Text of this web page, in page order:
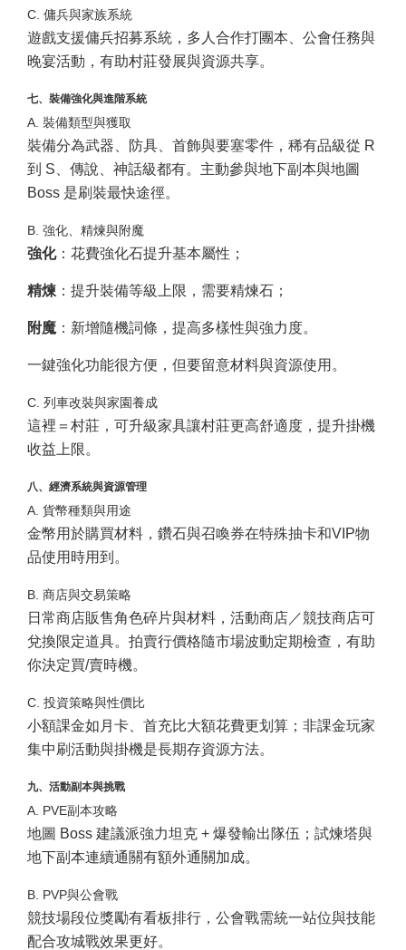
C. 傭兵與家族系統
遊戲支援傭兵招募系統，多人合作打團本、公會任務與
晚宴活動，有助村莊發展與資源共享。
七、裝備強化與進階系統
A. 裝備類型與獲取
裝備分為武器、防具、首飾與要塞零件，稀有品級從 R
到 S、傳說、神話級都有。主動參與地下副本與地圖
Boss 是刷裝最快途徑。
B. 強化、精煉與附魔
強化：花費強化石提升基本屬性；
精煉 ：提升裝備等級上限，需要精煉石；
附魔 ：新增隨機詞條，提高多樣性與強力度。
一鍵強化功能很方便，但要留意材料與資源使用。
C. 列車改裝與家園養成
這裡＝村莊，可升級家具讓村莊更高舒適度，提升掛機
收益上限。
八、經濟系統與資源管理
A. 貨幣種類與用途
金幣用於購買材料，鑽石與召喚券在特殊抽卡和VIP物
品使用時用到。
B. 商店與交易策略
日常商店販售角色碎片與材料，活動商店／競技商店可
兌換限定道具。拍賣行價格隨市場波動定期檢查，有助
你決定買/賣時機。
C. 投資策略與性價比
小額課金如月卡、首充比大額花費更划算；非課金玩家
集中刷活動與掛機是長期存資源方法。
九、活動副本與挑戰
A. PVE副本攻略
地圖 Boss 建議派強力坦克 + 爆發輸出隊伍；試煉塔與
地下副本連續通關有額外通關加成。
B. PVP與公會戰
競技場段位獎勵有看板排行，公會戰需統一站位與技能
配合攻城戰效果更好。